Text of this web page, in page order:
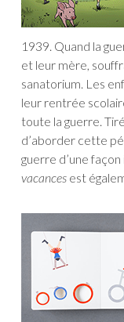
1939. Quand la
et leur mère,
sanatorium. Les
leur rentrée
toute la guerre.
d’aborder cette
guerre d’une
vacances est